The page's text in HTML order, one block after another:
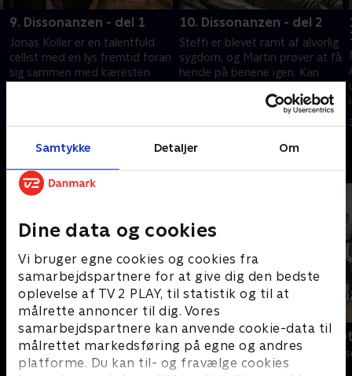
Samtykke Detaljer Om
Dine data og cookies
Vi bruger egne cookies og cookies fra
samarbejdspartnere for at give dig den bedste
oplevelse af TV 2 PLAY, til statistik og til at
målrette annoncer til dig. Vores
samarbejdspartnere kan anvende cookie-data til
målrettet markedsføring på egne og andres
platforme. Du kan til- og fravælge cookies
9. Dissonanzen - del 1
Jonas Koller er en talentfuld
cellist med en lys fremtid foran
sig sammen med kæresten
10. Dissonanzen - del 2
Steffi er blevet ramt af alvorlig
sygdom, og Martin prøver at få
hende på benene igen. Kan
30. januar 2020 • 43 min
Bjergets helte
Drama • 15 sæsoner Drama • 10